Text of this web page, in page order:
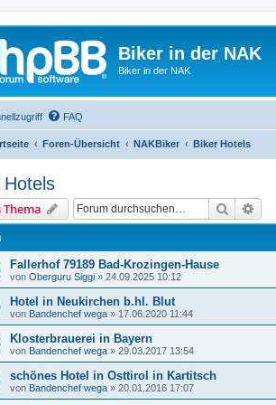
Biker in der NAK
Biker in der NAK
FAQ
Foren-Übersicht NAKBiker Biker Hotels
Hotels
Thema Suche
Fallerhof 79189 Bad-Krozingen-Hause
von Oberguru Siggi » 24.09.2025 10:12
Hotel in Neukirchen b.hl. Blut
von Bandenchef wega » 17.06.2020 11:44
Klosterbrauerei in Bayern
von Bandenchef wega » 29.03.2017 13:54
schönes Hotel in Osttirol in Kartitsch
von Bandenchef wega » 20.01.2016 17:07